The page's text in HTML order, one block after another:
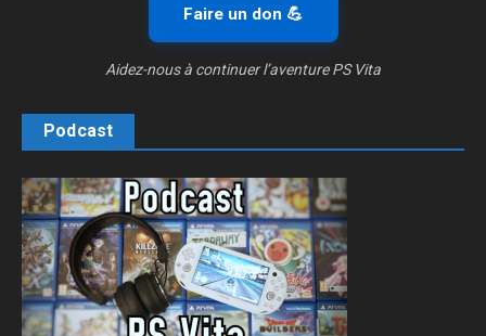
Faire un don 💪
Aidez-nous à continuer l’aventure PS Vita
Podcast